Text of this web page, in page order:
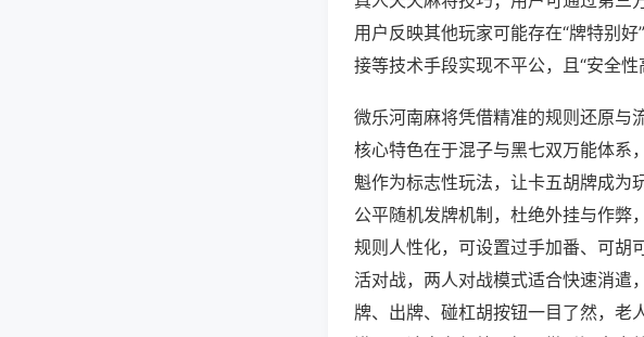
用户反映其他玩家可能存在“牌特别
接等技术手段实现不平公，且“安全性
微乐河南麻将凭借精准的规则还原与
核心特色在于混子与黑七双万能体系
魁作为标志性玩法，让卡五胡牌成为
公平随机发牌机制，杜绝外挂与作弊
规则人性化，可设置过手加番、可胡
活对战，两人对战模式适合快速消遣
牌、出牌、碰杠胡按钮一目了然，老